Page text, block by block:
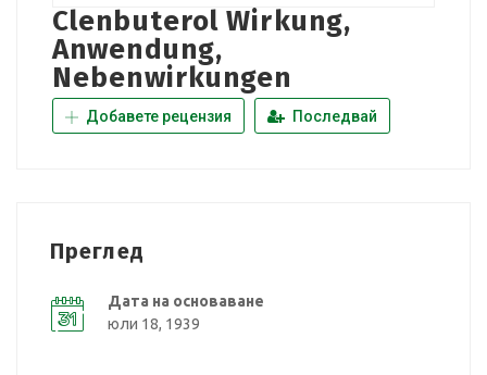
Clenbuterol Wirkung,
Anwendung,
Nebenwirkungen
Добавете рецензия Последвай
Преглед
Дата на основаване
юли 18, 1939